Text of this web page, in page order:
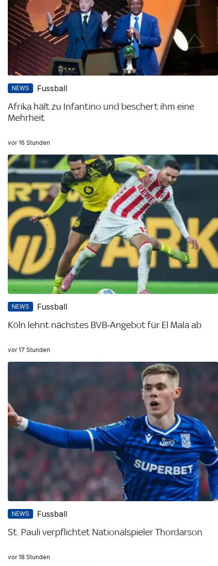
NEWS Fussball
Afrika hält zu Infantino und beschert ihm eine
Mehrheit
vor 16 Stunden
NEWS Fussball
Köln lehnt nächstes BVB-Angebot für El Mala ab
vor 17 Stunden
NEWS Fussball
St. Pauli verpflichtet Nationalspieler Thordarson
vor 18 Stunden